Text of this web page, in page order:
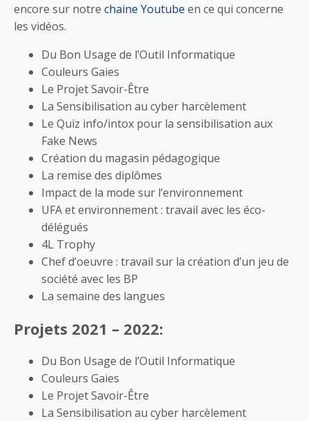
encore sur notre chaine Youtube en ce qui concerne
les vidéos.
Du Bon Usage de l’Outil Informatique
Couleurs Gaies
Le Projet Savoir-Être
La Sensibilisation au cyber harcèlement
Le Quiz info/intox pour la sensibilisation aux
Fake News
Création du magasin pédagogique
La remise des diplômes
Impact de la mode sur l’environnement
UFA et environnement : travail avec les éco-
délégués
4L Trophy
Chef d’oeuvre : travail sur la création d’un jeu de
société avec les BP
La semaine des langues
Projets 2021 – 2022:
Du Bon Usage de l’Outil Informatique
Couleurs Gaies
Le Projet Savoir-Être
La Sensibilisation au cyber harcèlement